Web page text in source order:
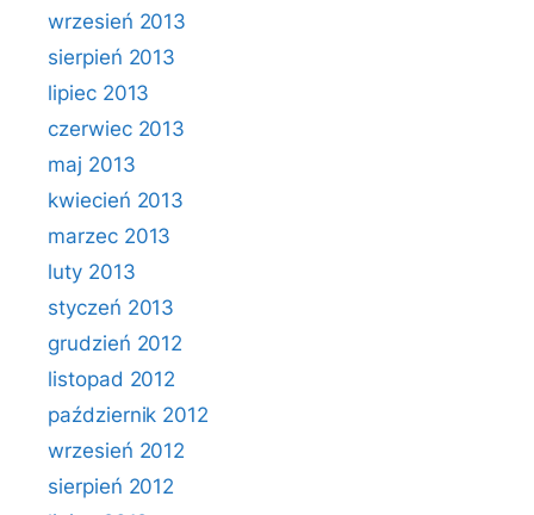
wrzesień 2013
sierpień 2013
lipiec 2013
czerwiec 2013
maj 2013
kwiecień 2013
marzec 2013
luty 2013
styczeń 2013
grudzień 2012
listopad 2012
październik 2012
wrzesień 2012
sierpień 2012